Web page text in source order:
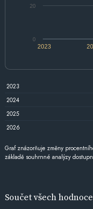
2023
0
20
2023
2024
2025
2026
Graf znázorňuje změny
základě souhrnné analýzy
Součet všech